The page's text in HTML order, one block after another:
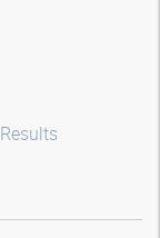
Results